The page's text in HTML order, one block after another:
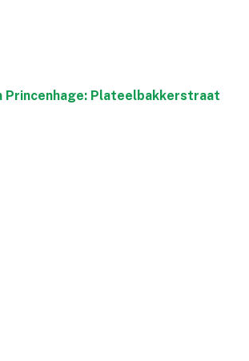
Princenhage: Plateelbakkerstraat